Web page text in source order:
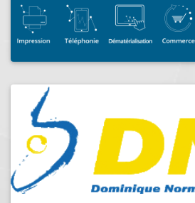
SERVERTECK
BOSSELSHAUSEN (67330)